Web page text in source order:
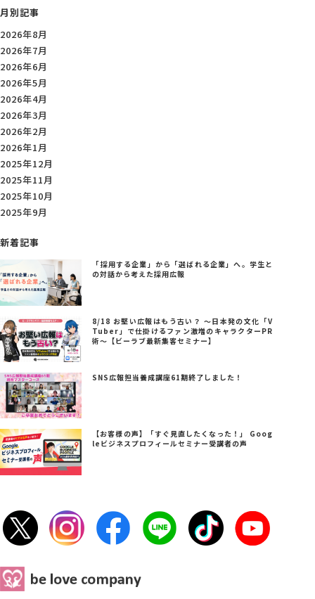
月別記事
2026年8月
2026年7月
2026年6月
2026年5月
2026年4月
2026年3月
2026年2月
2026年1月
2025年12月
2025年11月
2025年10月
2025年9月
新着記事
「採用する企業」から「選ばれる企業」へ。学生と
の対話から考えた採用広報
8/18 お堅い広報はもう古い？ ～日本発の文化「V
Tuber」で仕掛けるファン激増のキャラクターPR
術～【ビーラブ最新集客セミナー】
SNS広報担当養成講座61期終了しました！
【お客様の声】「すぐ見直したくなった！」 Goog
leビジネスプロフィールセミナー受講者の声